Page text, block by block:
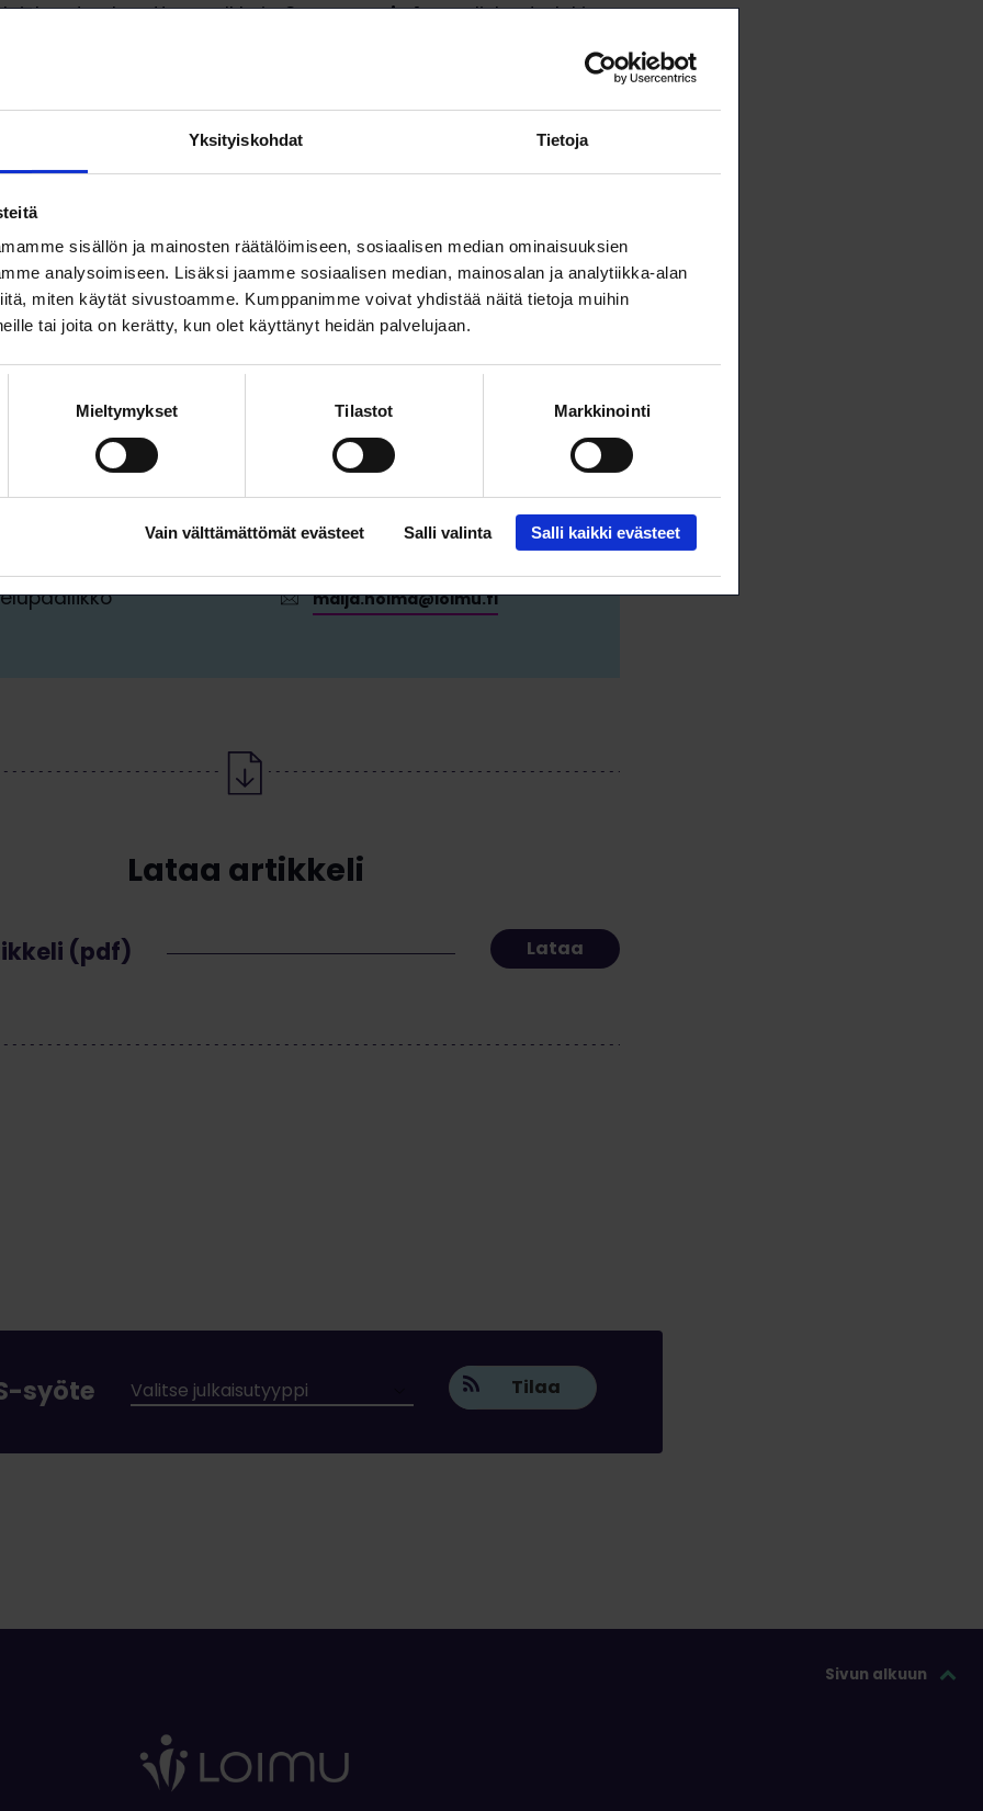
Yksityiskohdat Tietoja
sisällön ja mainosten räätälöimiseen, sosiaalisen median ominaisuuksien
analysoimiseen. Lisäksi jaamme sosiaalisen median, mainosalan ja analytiikka-alan
miten käytät sivustoamme. Kumppanimme voivat yhdistää näitä tietoja muihin
tai joita on kerätty, kun olet käyttänyt heidän palvelujaan.
Mieltymykset Tilastot Markkinointi
Vain välttämättömät evästeet Salli valinta Salli kaikki evästeet
korottaa palkkoja2 prosenttia1. maaliskuuta lukien.
palkkausjärjestelmän nykytilaa ja mahdollisuuksia
kautta vaikuttamaan yliopistojen palkkakilpailukykyyn ja
työnantajina, Aho ja Niemelä painottavat.
akavalaisten liittojen jäsenet työskentelevät yliopistoissa
maija.holma@loimu.fi
Lataa artikkeli
(pdf)
syöte Tilaa
Sivun alkuun